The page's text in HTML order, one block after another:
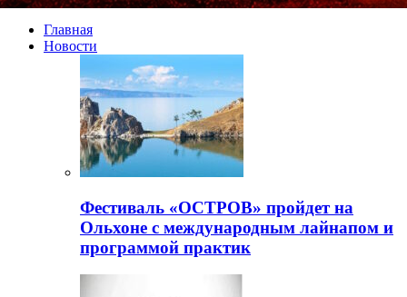
Главная
Новости
Фестиваль «ОСТРОВ» пройдет на
Ольхоне с международным лайнапом и
программой практик